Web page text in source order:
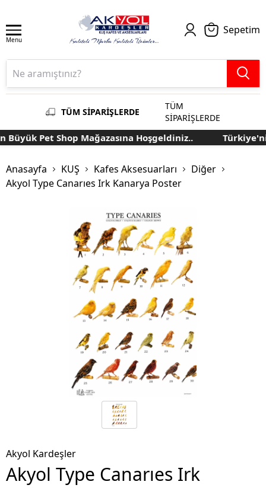
Menu
Sepetim
TÜM SİPARİŞLERDE
TÜM
SİPARİŞLERDE
Pet Shop Mağazasına Hoşgeldiniz..
Anasayfa KUŞ Kafes Aksesuarları
Diğer
Akyol Type Canarıes Irk Kanarya Poster
Akyol Kardeşler
Akyol Type Canarıes Irk